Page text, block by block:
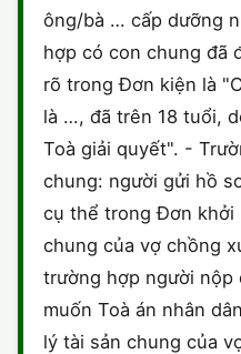
THUẾ VÀ KẾ TOÁN
CÔNG BỐ SẢN PHẨM
GIẤY PHÉP LAO ĐỘNG
CHỨNG NHẬN HACCP
ông/bà … cấp dưỡng
hợp có con chung đã
rõ trong Đơn kiện là
là …, đã trên 18 tuổi,
Toà giải quyết". -
chung: người gửi hồ
cụ thể trong Đơn khởi
chung của vợ chồng
trường hợp người nộp
muốn Toà án nhân
lý tài sản chung của